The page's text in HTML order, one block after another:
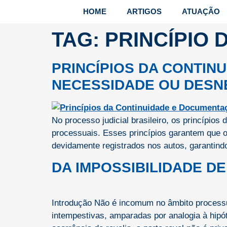
HOME ARTIGOS ATUAÇÃO
TAG: PRINCÍPIO
PRINCÍPIOS DA
NECESSIDADE OU
No processo judicial brasileiro, os princípios
processuais. Esses princípios garantem que
devidamente registrados nos autos,
DA IMPOSSIBILIDADE
Introdução Não é incomum no âmbito
intempestivas, amparadas por analogia à